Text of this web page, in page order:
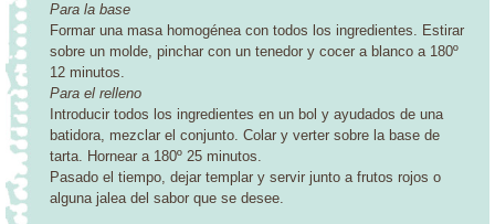
300 gr de nata líquida
3 huevos
50 gr de azúcar
1 pizca de sal
Además,
Frutos rojos
Jalea de casis
Para la base
Formar una masa homogénea con todos los ingredientes. Estirar
sobre un molde, pinchar con un tenedor y cocer a blanco a 180º
12 minutos.
Para el relleno
Introducir todos los ingredientes en un bol y ayudados de una
batidora, mezclar el conjunto. Colar y verter sobre la base de
tarta. Hornear a 180º 25 minutos.
Pasado el tiempo, dejar templar y servir junto a frutos rojos o
alguna jalea del sabor que se desee.